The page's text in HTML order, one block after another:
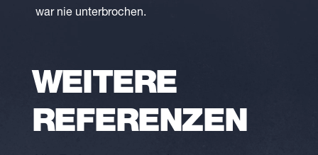
war nie unterbrochen.
WEITERE
REFERENZEN